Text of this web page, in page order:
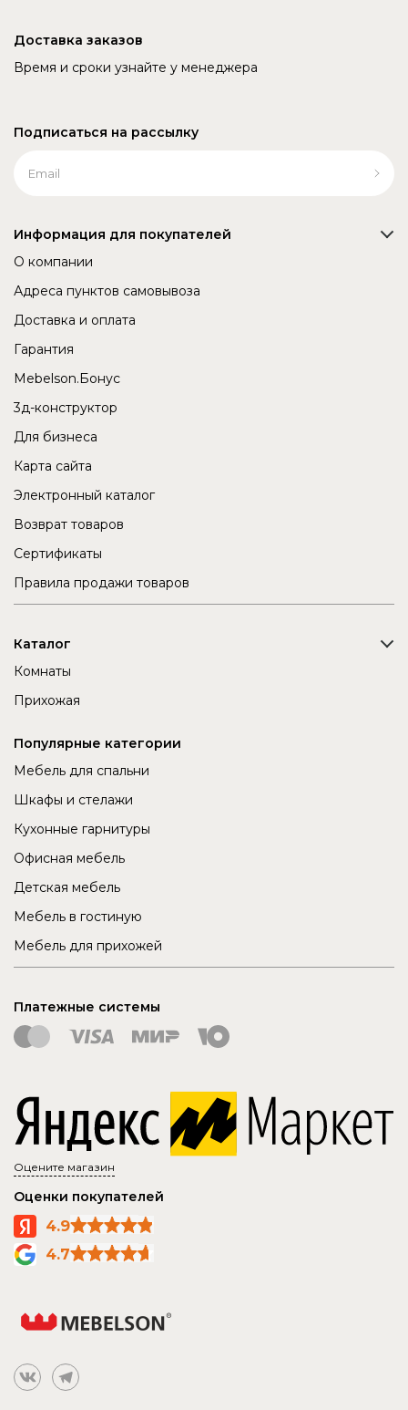
Доставка заказов
Время и сроки узнайте у менеджера
Подписаться на рассылку
Информация для покупателей
О компании
Адреса пунктов самовывоза
Доставка и оплата
Гарантия
Mebelson.Бонус
3д-конструктор
Для бизнеса
Карта сайта
Электронный каталог
Возврат товаров
Сертификаты
Правила продажи товаров
Каталог
Комнаты
Прихожая
Популярные категории
Мебель для спальни
Шкафы и стелажи
Кухонные гарнитуры
Офисная мебель
Детская мебель
Мебель в гостиную
Мебель для прихожей
Платежные системы
Оцените магазин
Оценки покупателей
4.9
4.7